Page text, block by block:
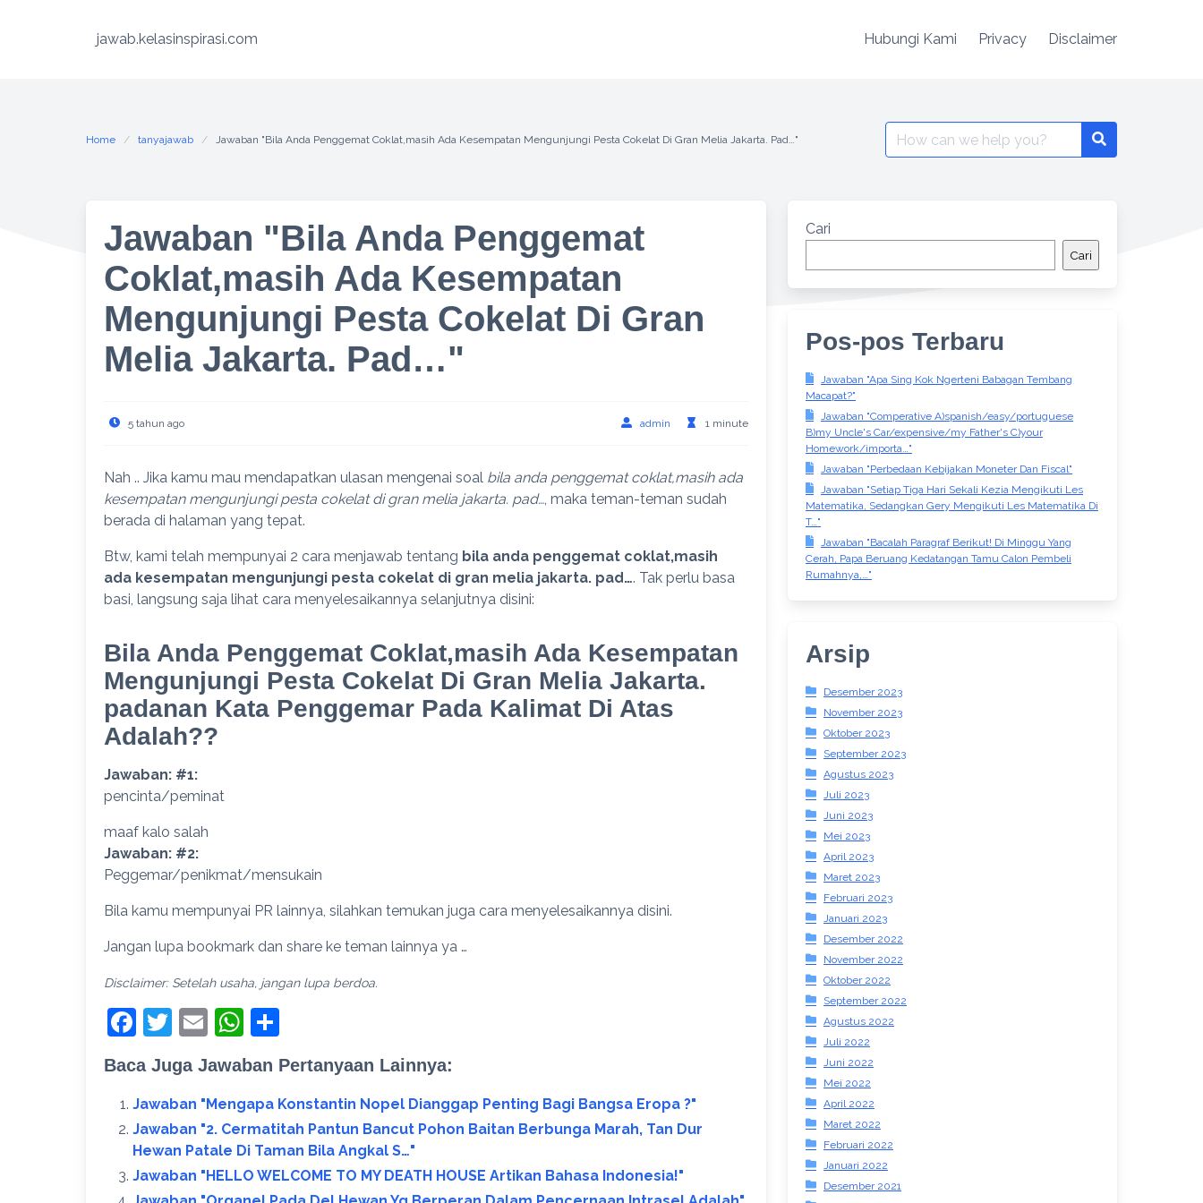
jawab.kelasinspirasi.com Hubungi Kami Privacy Disclaimer
Home tanyajawab Jawaban "Bila Anda Penggemat Coklat,masih Ada Kesempatan Mengunjungi Pesta Cokelat Di Gran Melia Jakarta. Pad…"
Search
for:
Cari
Cari
Pos-pos Terbaru
Jawaban "Apa Sing Kok Ngerteni Babagan Tembang
Macapat?"
Jawaban "Comperative A)spanish/easy/portuguese
B)my Uncle's Car/expensive/my Father's C)your
Homework/importa…"
Jawaban "Perbedaan Kebijakan Moneter Dan Fiscal"
Jawaban "Setiap Tiga Hari Sekali Kezia Mengikuti Les
Matematika, Sedangkan Gery Mengikuti Les Matematika Di
T…"
Jawaban "Bacalah Paragraf Berikut! Di Minggu Yang
Cerah, Papa Beruang Kedatangan Tamu Calon Pembeli
Rumahnya,…"
Arsip
Desember 2023
November 2023
Oktober 2023
September 2023
Agustus 2023
Juli 2023
Juni 2023
Mei 2023
April 2023
Maret 2023
Februari 2023
Januari 2023
Desember 2022
November 2022
Oktober 2022
September 2022
Agustus 2022
Juli 2022
Juni 2022
Mei 2022
April 2022
Maret 2022
Februari 2022
Januari 2022
Desember 2021
Jawaban "Bila Anda Penggemat
Coklat,masih Ada Kesempatan
Mengunjungi Pesta Cokelat Di Gran
Melia Jakarta. Pad…"
5 tahun ago admin 1 minute
Nah .. Jika kamu mau mendapatkan ulasan mengenai soal bila anda penggemat coklat,masih ada
kesempatan mengunjungi pesta cokelat di gran melia jakarta. pad…, maka teman-teman sudah
berada di halaman yang tepat.
Btw, kami telah mempunyai 2 cara menjawab tentang bila anda penggemat coklat,masih
ada kesempatan mengunjungi pesta cokelat di gran melia jakarta. pad…. Tak perlu basa
basi, langsung saja lihat cara menyelesaikannya selanjutnya disini:
Bila Anda Penggemat Coklat,masih Ada Kesempatan
Mengunjungi Pesta Cokelat Di Gran Melia Jakarta.
padanan Kata Penggemar Pada Kalimat Di Atas
Adalah??
Jawaban: #1:
pencinta/peminat
maaf kalo salah
Jawaban: #2:
Peggemar/penikmat/mensukain
Bila kamu mempunyai PR lainnya, silahkan temukan juga cara menyelesaikannya disini.
Jangan lupa bookmark dan share ke teman lainnya ya …
Disclaimer: Setelah usaha, jangan lupa berdoa.
Facebook
Twitter
EmailWhatsApp
Baca Juga Jawaban Pertanyaan Lainnya:
Jawaban "Mengapa Konstantin Nopel Dianggap Penting Bagi Bangsa Eropa ?"
Jawaban "2. Cermatitah Pantun Bancut Pohon Baitan Berbunga Marah, Tan Dur
Hewan Patale Di Taman Bila Angkal S…"
Jawaban "HELLO WELCOME TO MY DEATH HOUSE Artikan Bahasa Indonesia!"